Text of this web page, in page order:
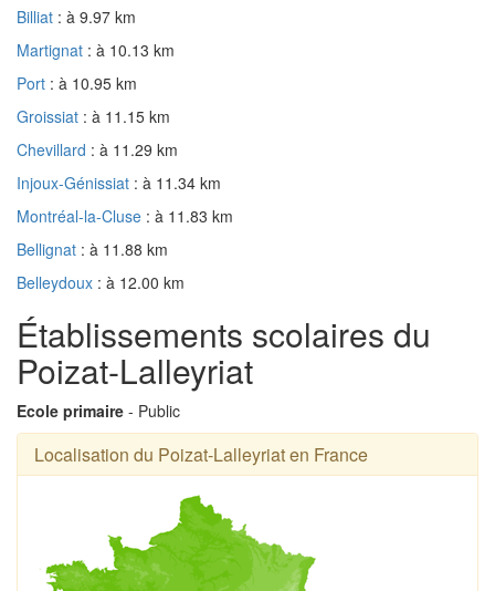
Billiat : à 9.97 km
Martignat : à 10.13 km
Port : à 10.95 km
Groissiat : à 11.15 km
Chevillard : à 11.29 km
Injoux-Génissiat : à 11.34 km
Montréal-la-Cluse : à 11.83 km
Bellignat : à 11.88 km
Belleydoux : à 12.00 km
Établissements scolaires du
Poizat-Lalleyriat
Ecole primaire - Public
Localisation du Poizat-Lalleyriat en France